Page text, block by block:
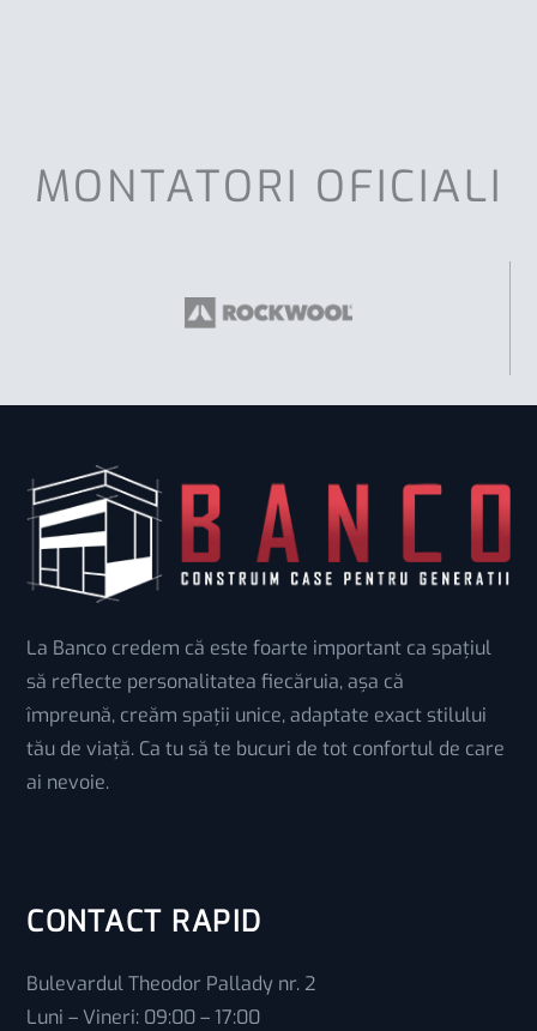
MONTATORI OFICIALI
La Banco credem că este foarte important ca spațiul
să reflecte personalitatea fiecăruia, așa că
împreună, creăm spații unice, adaptate exact stilului
tău de viață. Ca tu să te bucuri de tot confortul de care
ai nevoie.
CONTACT RAPID
Bulevardul Theodor Pallady nr. 2
Luni – Vineri: 09:00 – 17:00